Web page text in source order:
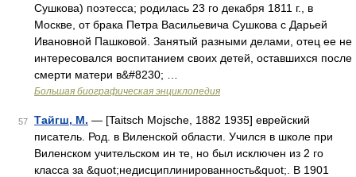
Сушкова) поэтесса; родилась 23 го декабря 1811 г., в
Москве, от брака Петра Васильевича Сушкова с Дарьей
Ивановной Пашковой. Занятый разными делами, отец ее не
интересовался воспитанием своих детей, оставшихся после
смерти матери в&#8230; …
Большая биографическая энциклопедия
57 Тайгш, М. — [Taitsch Mojsche, 1882 1935] еврейский
писатель. Род. в Виленской области. Учился в школе при
Виленском учительском ин те, но был исключен из 2 го
класса за &quot;недисциплинированность&quot;. В 1901